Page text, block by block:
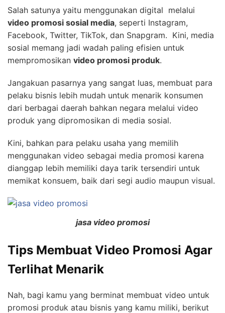
Salah satunya yaitu menggunakan digital melalui
video promosi sosial media, seperti Instagram,
Facebook, Twitter, TikTok, dan Snapgram. Kini, media
sosial memang jadi wadah paling efisien untuk
mempromosikan video promosi produk.
Jangakuan pasarnya yang sangat luas, membuat para
pelaku bisnis lebih mudah untuk menarik konsumen
dari berbagai daerah bahkan negara melalui video
produk yang dipromosikan di media sosial.
Kini, bahkan para pelaku usaha yang memilih
menggunakan video sebagai media promosi karena
dianggap lebih memiliki daya tarik tersendiri untuk
memikat konsuem, baik dari segi audio maupun visual.
jasa video promosi
Tips Membuat Video Promosi Agar
Terlihat Menarik
Nah, bagi kamu yang berminat membuat video untuk
promosi produk atau bisnis yang kamu miliki, berikut